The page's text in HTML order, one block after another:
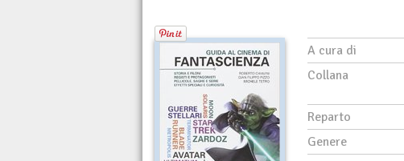
A cura di
Collana
Reparto
Genere